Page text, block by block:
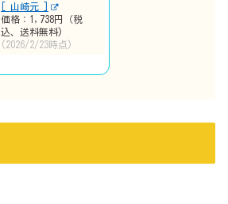
[ 山崎元 ]
価格：1,738円（税
込、送料無料)
(2026/2/23時点)